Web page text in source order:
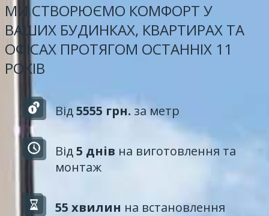
МИ СТВОРЮЄМО КОМФОРТ У
ВАШИХ БУДИНКАХ, КВАРТИРАХ ТА
ОФІСАХ ПРОТЯГОМ ОСТАННІХ 11
РОКІВ
Від5555 грн. за метр
Від5 днів на виготовлення та
монтаж
55 хвилин на встановлення